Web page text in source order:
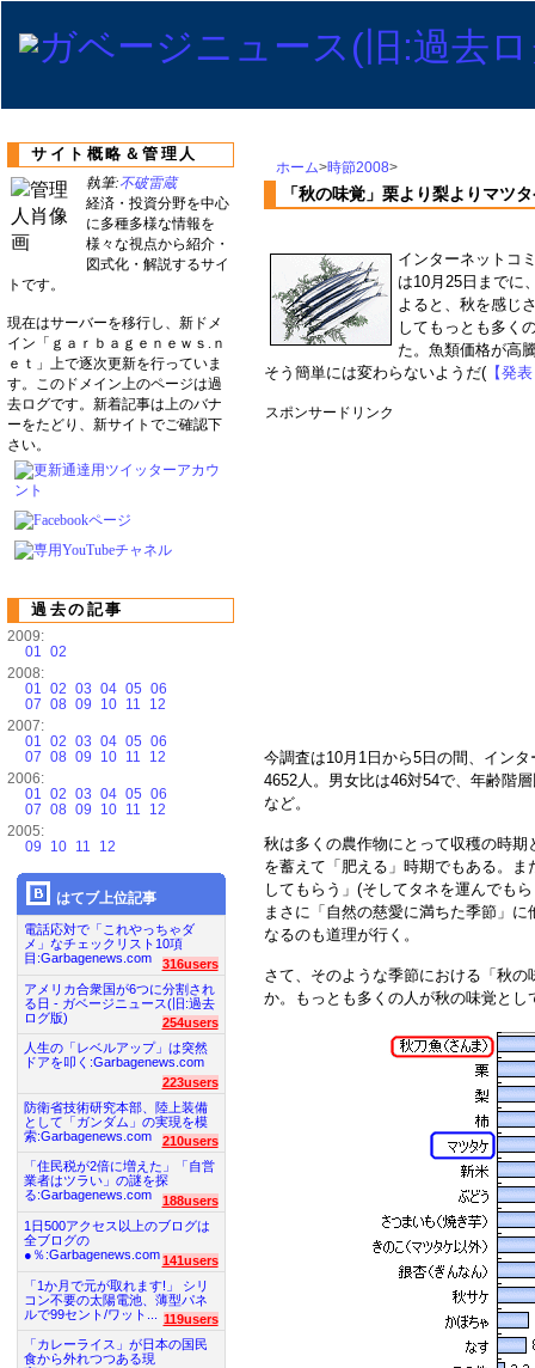
ホーム>時節2008>
「秋の味覚」栗より梨よりマツ
インターネットコ
は10月25日までに
よると、秋を感じ
してもっとも多く
た。魚類価格が高
そう簡単には変わらないようだ( 【発
スポンサードリンク
今調査は10月1日から5日の間、イン
4652人。男女比は46対54で、年齢階
など。
秋は多くの農作物にとって収穫の時
を蓄えて「肥える」時期でもある。
してもらう」(そしてタネを運んでも
まさに「自然の慈愛に満ちた季節」
なるのも道理が行く。
さて、そのような季節における「秋
か。もっとも多くの人が秋の味覚と
サイト概略＆管理人
執筆:不破雷蔵
経済・投資分野を中心
に多種多様な情報を
様々な視点から紹介・
図式化・解説するサイ
トです。
現在はサーバーを移行し、新ドメ
イン「ｇａｒｂａｇｅｎｅｗｓ.ｎ
ｅｔ」上で逐次更新を行っていま
す。このドメイン上のページは過
去ログです。新着記事は上のバナ
ーをたどり、新サイトでご確認下
さい。
過去の記事
2009:
01 02
2008:
01 02 03 04 05 06
07 08 09 10 11
12
2007:
01 02 03 04 05 06
07 08 09 10 11
12
2006:
01 02 03 04 05 06
07 08 09 10 11
12
2005:
09
10 11 12
はてブ上位記事
電話応対で「これやっちゃダ
メ」なチェックリスト10項
目:Garbagenews.com
316users
アメリカ合衆国が6つに分割され
る日 - ガベージニュース(旧:過去
ログ版)
254users
人生の「レベルアップ」は突然
ドアを叩く:Garbagenews.com
223users
防衛省技術研究本部、陸上装備
として「ガンダム」の実現を模
索:Garbagenews.com
210users
「住民税が2倍に増えた」「自営
業者はツラい」の謎を探
る:Garbagenews.com
188users
1日500アクセス以上のブログは
全ブログの
●％:Garbagenews.com 141users
「1か月で元が取れます!」 シリ
コン不要の太陽電池、薄型パネ
ルで99セント/ワット...
119users
「カレーライス」が日本の国民
食から外れつつある現